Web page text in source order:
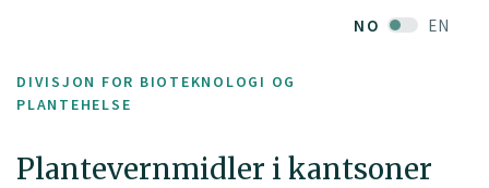
NO EN
DIVISJON FOR BIOTEKNOLOGI OG
PLANTEHELSE
Plantevernmidler i kantsoner